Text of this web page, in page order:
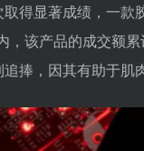
得显著成绩，一
，该产品的成交额
捧，因其有助于肌